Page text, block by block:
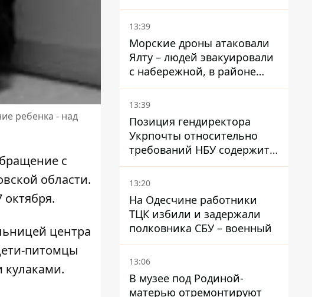
ребенка - над
с
области.
центра
питомцы
на увольнение властелина
Троещины Бахматова
13:39
Морские дроны атаковали
Ялту – людей эвакуировали
с набережной, в районе
порта сообщают о пожаре
13:39
Позиция гендиректора
Укрпочты относительно
требований НБУ содержит
серьезные нестыковки –
депутат Ольга Василевская-
13:20
На Одесчине работники
ТЦК избили и задержали
полковника СБУ – военный
13:06
В музее под Родиной-
матерью отремонтируют